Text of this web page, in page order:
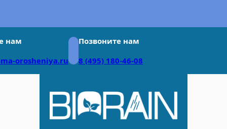
нам
orosheniya.ru
Позвоните нам
8 (495) 180-46-08